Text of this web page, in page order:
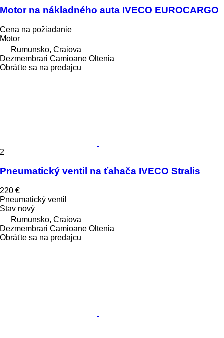
Motor na nákladného auta IVECO EUROCARGO
Cena na požiadanie
Motor
Rumunsko, Craiova
Dezmembrari Camioane Oltenia
Obráťte sa na predajcu
2
Pneumatický ventil na ťahača IVECO Stralis
220 €
Pneumatický ventil
Stav nový
Rumunsko, Craiova
Dezmembrari Camioane Oltenia
Obráťte sa na predajcu